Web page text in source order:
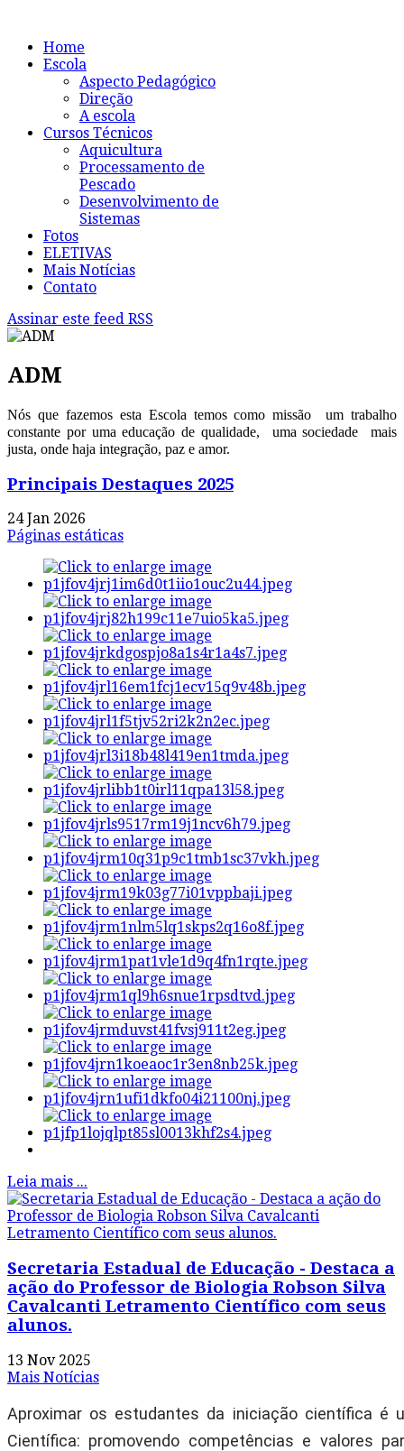
Home
Escola
Aspecto Pedagógico
Direção
A escola
Cursos Técnicos
Aquicultura
Processamento de
Pescado
Desenvolvimento de
Sistemas
Fotos
ELETIVAS
Mais Notícias
Contato
Assinar este feed RSS
ADM
Nós que fazemos esta Escola temos como missão um trabalho
constante por uma educação de qualidade, uma sociedade mais
justa, onde haja integração, paz e amor.
Principais Destaques 2025
24 Jan 2026
Páginas estáticas
Leia mais ...
Secretaria Estadual de Educação - Destaca a
ação do Professor de Biologia Robson Silva
Cavalcanti Letramento Científico com seus
alunos.
13 Nov 2025
Mais Notícias
Aproximar os estudantes da iniciação científica é
Científica: promovendo competências e valores